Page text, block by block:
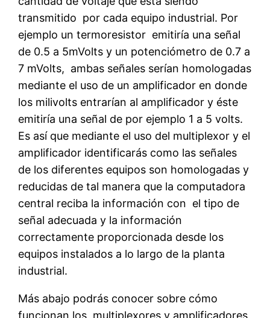
transmitido por cada equipo industrial. Por
ejemplo un termoresistor emitiría una señal
de 0.5 a 5mVolts y un potenciómetro de 0.7 a
7 mVolts, ambas señales serían homologadas
mediante el uso de un amplificador en donde
los milivolts entrarían al amplificador y éste
emitiría una señal de por ejemplo 1 a 5 volts.
Es así que mediante el uso del multiplexor y el
amplificador identificarás como las señales
de los diferentes equipos son homologadas y
reducidas de tal manera que la computadora
central reciba la información con el tipo de
señal adecuada y la información
correctamente proporcionada desde los
equipos instalados a lo largo de la planta
industrial.
Más abajo podrás conocer sobre cómo
funcionan los multiplexores y amplificadores